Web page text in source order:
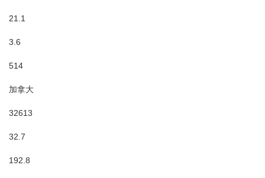
21.1
3.6
514
加拿大
32613
32.7
192.8